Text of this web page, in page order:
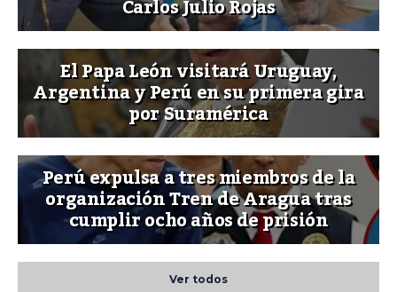
Carlos Julio Rojas
El Papa León visitará Uruguay,
Argentina y Perú en su primera gira
por Suramérica
Perú expulsa a tres miembros de la
organización Tren de Aragua tras
cumplir ocho años de prisión
Ver todos